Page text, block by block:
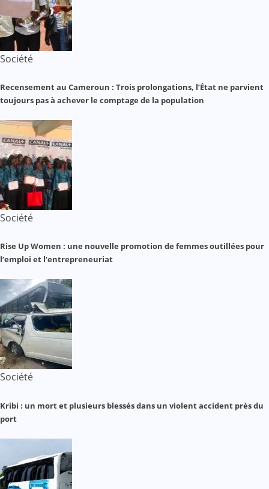
Société
Recensement au Cameroun : Trois prolongations, l’État ne parvient
toujours pas à achever le comptage de la population
Société
Rise Up Women : une nouvelle promotion de femmes outillées pour
l’emploi et l’entrepreneuriat
Société
Kribi : un mort et plusieurs blessés dans un violent accident près du
port